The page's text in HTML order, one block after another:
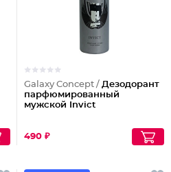
Galaxy Concept / Дезодорант
парфюмированный
мужской Invict
490 ₽